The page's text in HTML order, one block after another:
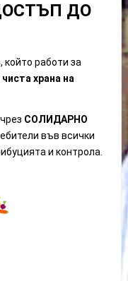
ДО
който работи за
храна на
СОЛИДАРНО
във всички
и контрола.